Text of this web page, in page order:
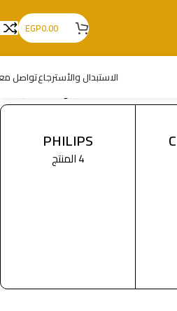
EGP0.00
الاستبدال والأسترجاعتواصل
PHILIPS
4 المنتج